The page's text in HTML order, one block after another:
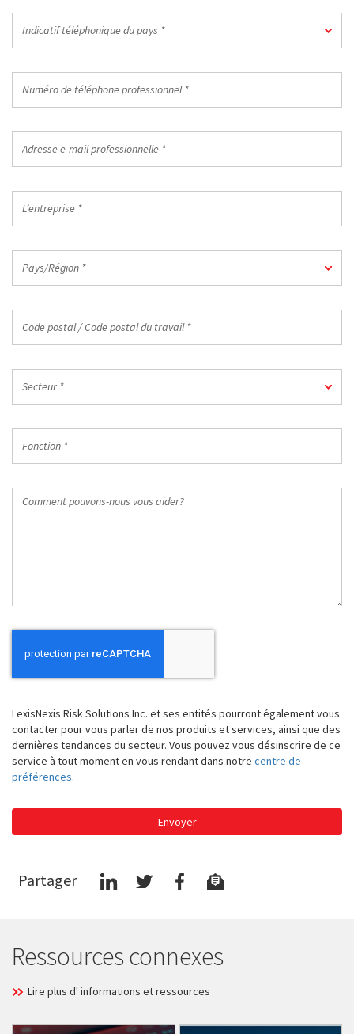
téléphonique
pays
Indicatif téléphonique du pays *
de
professionnel
e-
professionnelle
Pays/Région *
postal
Code
postal
du
Secteur *
Comment
LexisNexis Risk Solutions Inc. et ses entités pourront également vous
contacter pour vous parler de nos produits et services, ainsi que des
dernières tendances du secteur. Vous pouvez vous désinscrire de ce
service à tout moment en vous rendant dans notre centre de
préférences.
Envoyer
Partager
Ressources connexes
Lire plus d' informations et ressources